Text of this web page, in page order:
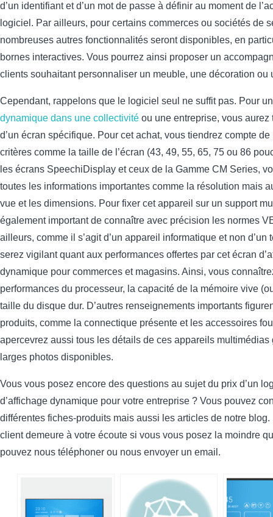
d’un identifiant et d’un mot de passe à définir au moment de
logiciel. Par ailleurs, pour certains commerces ou sociétés de
nombreuses autres fonctionnalités seront disponibles, en
bornes interactives. Vous pourrez ainsi proposer un
clients souhaitant personnaliser un meuble, une décoration
Cependant, rappelons que le logiciel seul ne suffit pas. Pour
dynamique dans une collectivité ou une entreprise, vous aurez
d’un écran spécifique. Pour cet achat, vous tiendrez compte
critères comme la taille de l’écran (43, 49, 55, 65, 75 ou 86
les écrans SpeechiDisplay et ceux de la Gamme CM Series,
toutes les informations importantes comme la résolution mais
vue et les dimensions. Pour fixer cet appareil sur un support
également important de connaître avec précision les normes
ailleurs, comme il s’agit d’un appareil informatique et non d’un
serez vigilant quant aux performances offertes par cet écran
dynamique pour commerces et magasins. Ainsi, vous
performances du processeur, la capacité de la mémoire vive
taille du disque dur. D’autres renseignements importants
produits, comme la connectique présente et les accessoires
apercevrez aussi tous les détails de ces appareils multimédias
larges photos disponibles.
Vous vous posez encore des questions au sujet du prix d’un
d’affichage dynamique pour votre entreprise ? Vous pouvez
différentes fiches-produits mais aussi les articles de notre blog.
client demeure à votre écoute si vous vous posez la moindre
pouvez nous téléphoner ou nous envoyer un email.